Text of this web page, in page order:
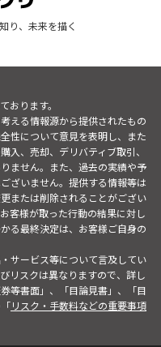
り、未来を描く
おります。
える情報源から提供されたもの
性について意見を表明し、また
入、売却、デリバティブ取引、
ません。また、過去の実績や予
ざいません。提供する情報等は
または削除されることがござい
客様が取った行動の結果に対し
る最終決定は、お客様ご自身の
サービス等について言及してい
リスクは異なりますので、詳し
等書面」、「目論見書」、「目
リスク・手数料などの重要事項